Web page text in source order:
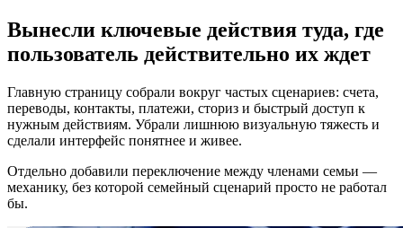
Вынесли ключевые действия туда, где
пользователь действительно их ждет
Главную страницу собрали вокруг частых сценариев: счета,
переводы, контакты, платежи, сториз и быстрый доступ к
нужным действиям. Убрали лишнюю визуальную тяжесть и
сделали интерфейс понятнее и живее.
Отдельно добавили переключение между членами семьи —
механику, без которой семейный сценарий просто не работал
бы.